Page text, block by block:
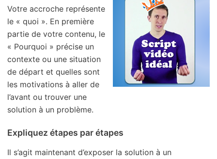
Votre accroche représente
le « quoi ». En première
partie de votre contenu, le
« Pourquoi » précise un
contexte ou une situation
de départ et quelles sont
les motivations à aller de
l’avant ou trouver une
solution à un problème.
Expliquez étapes par étapes
Il s’agit maintenant d’exposer la solution à un